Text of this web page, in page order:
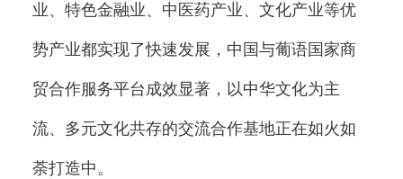
业、特色金融业、中医药产业、文化产业等优
势产业都实现了快速发展，中国与葡语国家商
贸合作服务平台成效显著，以中华文化为主
流、多元文化共存的交流合作基地正在如火如
荼打造中。